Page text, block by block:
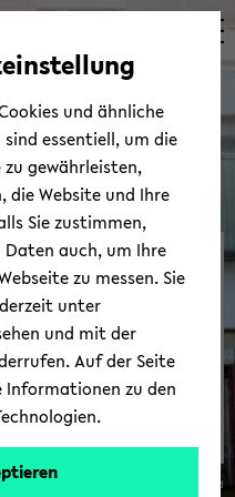
Zen­tra­le Or­ga­ni­sa­ti­on
© Uni­ver­si­tät Bie­le­feld
und ähnliche
essentiell, um die
gewährleisten,
die Website und Ihre
Sie zustimmen,
Daten auch, um Ihre
zu messen. Sie
unter
und mit der
Auf der Seite
Informationen zu den